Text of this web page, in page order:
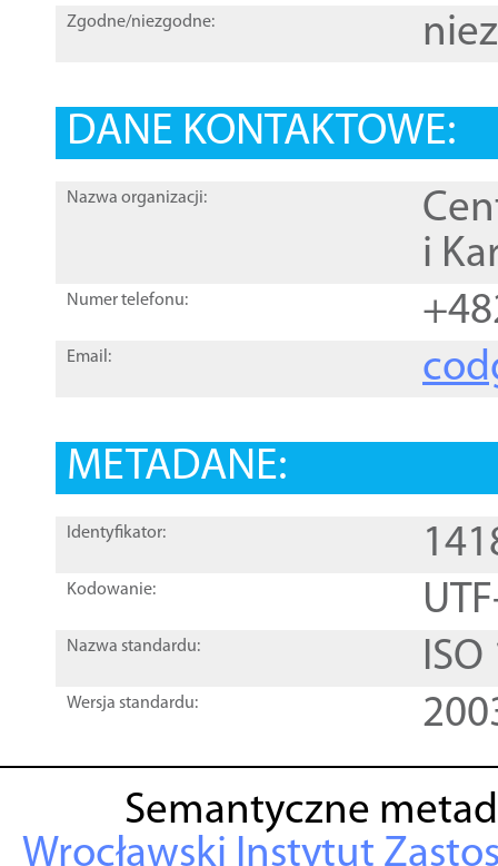
Zgodne/niezgodne:
DANE KONTAKTOWE:
Nazwa organizacji:
i
Numer telefonu:
Email:
METADANE:
Identyfikator:
Kodowanie:
Nazwa standardu:
Wersja standardu:
Semantyczne
Wrocławski Instytut